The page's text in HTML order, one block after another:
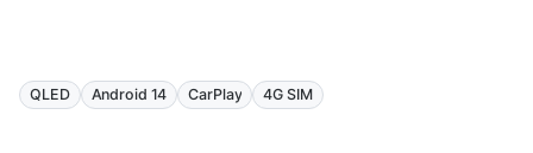
QLED Android 14 CarPlay 4G SIM